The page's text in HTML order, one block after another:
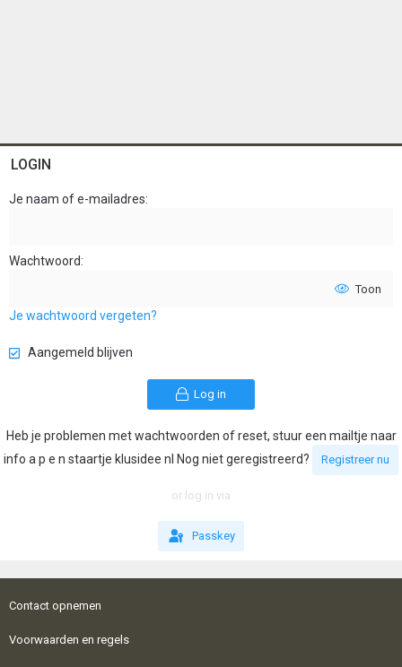
LOGIN
Je naam of e-mailadres
Wachtwoord
Toon
Je wachtwoord vergeten?
Aangemeld blijven
Log in
Heb je problemen met wachtwoorden of reset, stuur een mailtje naar
info a p e n staartje klusidee nl Nog niet geregistreerd?
Registreer nu
or log in via
Passkey
Contact opnemen
Voorwaarden en regels